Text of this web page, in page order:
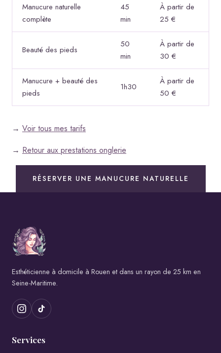
Manucure naturelle
complète
45
min
À partir de
25 €
Beauté des pieds
50
min
À partir de
30 €
Manucure + beauté des
pieds
1h30
À partir de
50 €
→ Voir tous mes tarifs
→ Retour aux prestations onglerie
RÉSERVER UNE MANUCURE NATURELLE
Esthéticienne à domicile à Rouen et dans un rayon de 25 km en
Seine-Maritime.
Services